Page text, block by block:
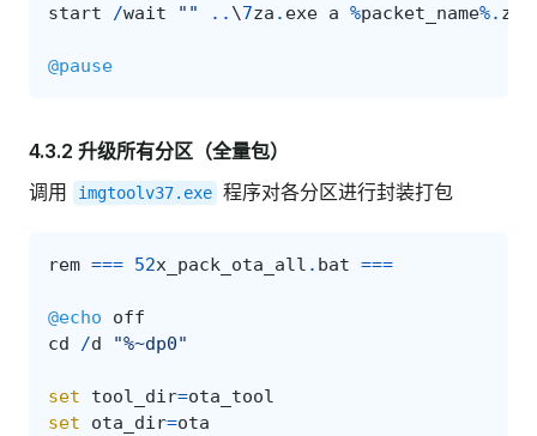
start
/wait "" .. \7za . exe a %packet_name%. zip
@pause
4.3.2 升级所有分区（全量包）
调用
imgtoolv37.exe 程序对各分区进行封装打包
rem === 52x_pack_ota_all . bat ===
@echo
off
cd
/d "%~dp0"
set tool_dir=ota_tool
set
ota_dir=ota